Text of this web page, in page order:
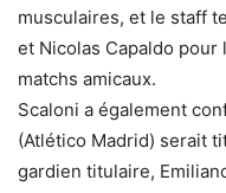
musculaires, et le staff
et Nicolas Capaldo
matchs amicaux.
Scaloni a également
(Atlético Madrid) serait
gardien titulaire,